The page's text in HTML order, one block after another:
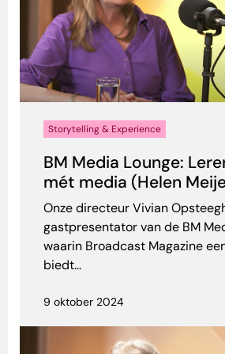
Storytelling & Experience
BM Media Lounge:
mét media (Helen
Onze directeur Vivian
gastpresentator van de BM
waarin Broadcast Magazine
biedt...
9 oktober 2024